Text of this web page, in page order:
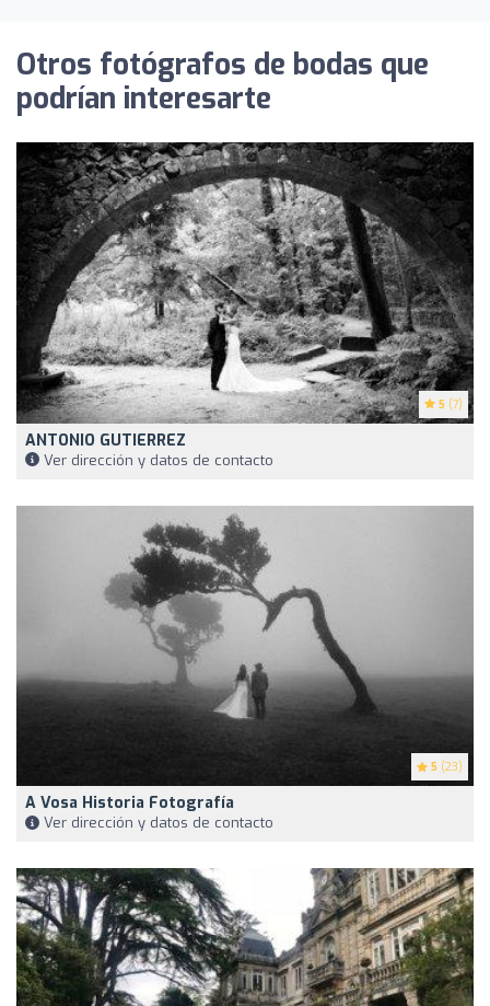
Otros fotógrafos de bodas que
podrían interesarte
5 (7)
ANTONIO GUTIERREZ
Ver dirección y datos de contacto
5 (23)
A Vosa Historia Fotografía
Ver dirección y datos de contacto